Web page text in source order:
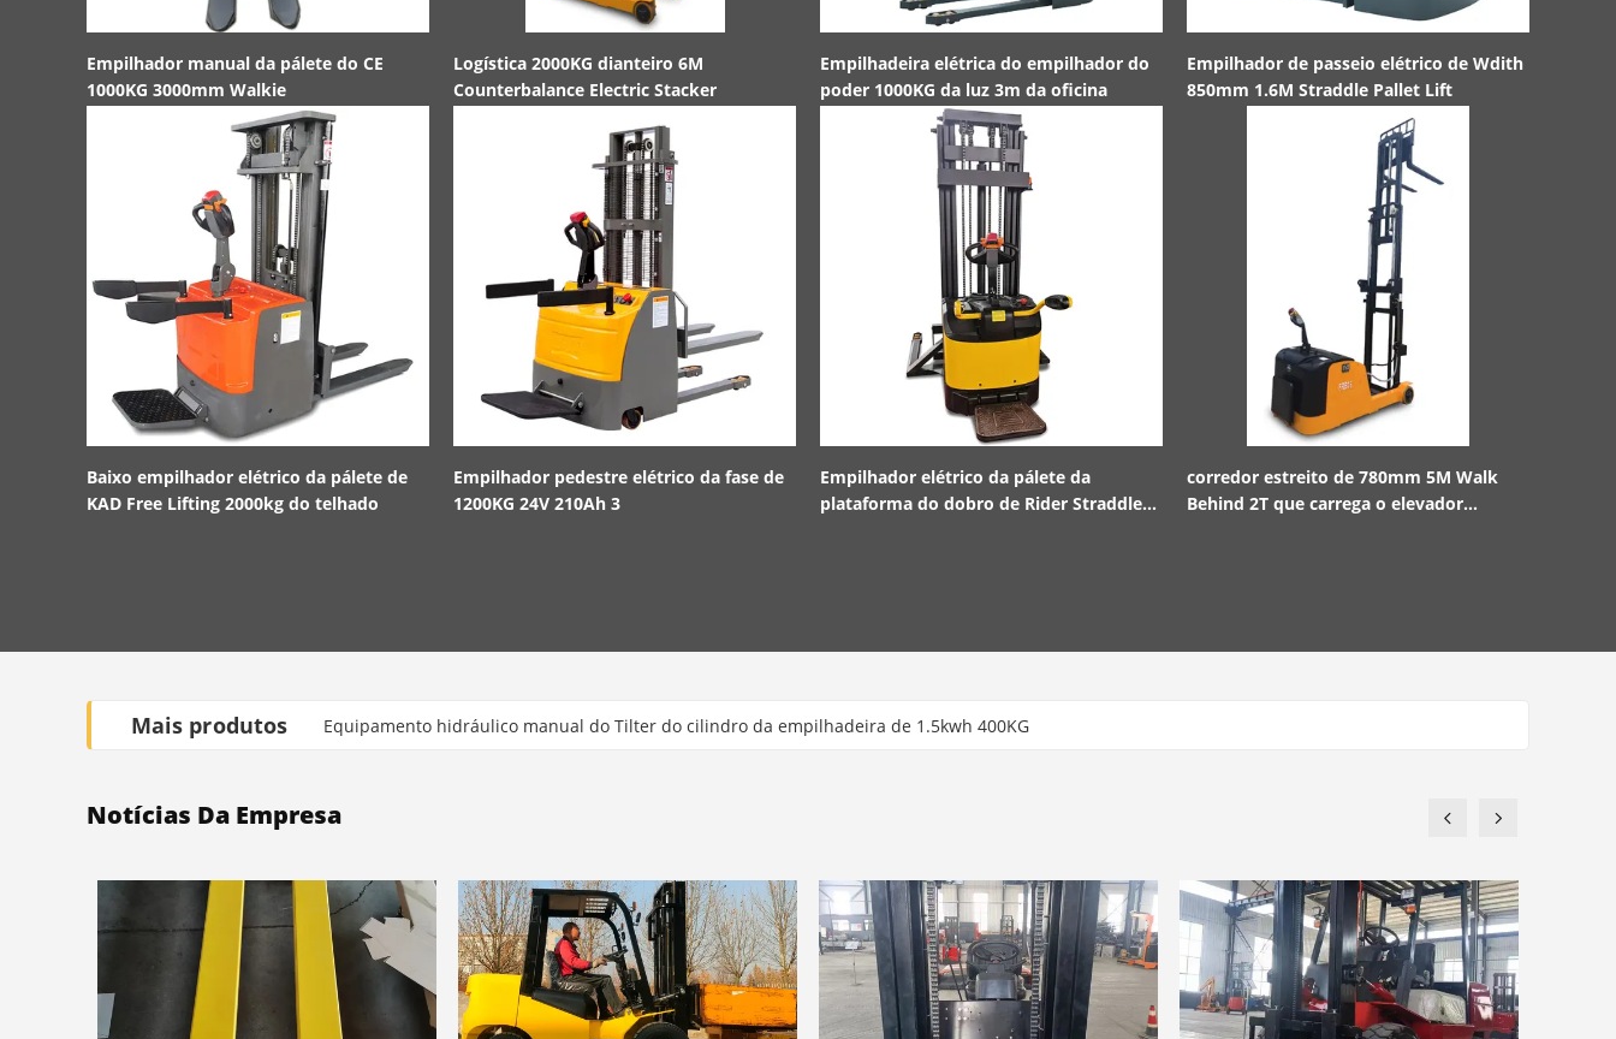
Empilhador manual da pálete do CE
1000KG 3000mm Walkie
Logística 2000KG dianteiro 6M
Counterbalance Electric Stacker
Empilhadeira elétrica do empilhador do
poder 1000KG da luz 3m da oficina
Empilhador de passeio elétrico de Wdith
850mm 1.6M Straddle Pallet Lift
Baixo empilhador elétrico da pálete de
KAD Free Lifting 2000kg do telhado
Empilhador pedestre elétrico da fase de
1200KG 24V 210Ah 3
Empilhador elétrico da pálete da
plataforma do dobro de Rider Straddle
corredor estreito de 780mm 5M Walk
Behind 2T que carrega o elevador
Mais produtos Equipamento hidráulico manual do Tilter do cilindro da empilhadeira de 1.5kwh 400KG
Notícias Da Empresa